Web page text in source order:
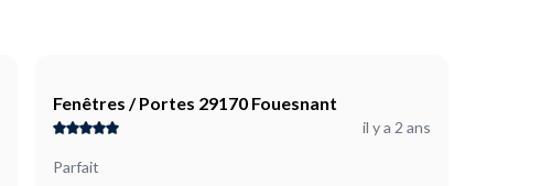
Fenêtres / Portes 29170 Fouesnant
il y a 2 ans
Parfait